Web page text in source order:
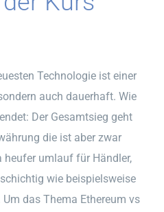
Technologie ist einer
auch dauerhaft. Wie
Der Gesamtsieg geht
die ist aber zwar
heufer umlauf für Händler,
wie beispielsweise
das Thema Ethereum vs